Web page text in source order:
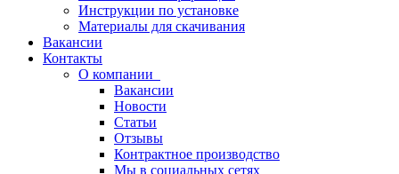
Инструкции по установке
Материалы для скачивания
Вакансии
Контакты
О компании
Вакансии
Новости
Статьи
Отзывы
Контрактное производство
Мы в социальных сетях